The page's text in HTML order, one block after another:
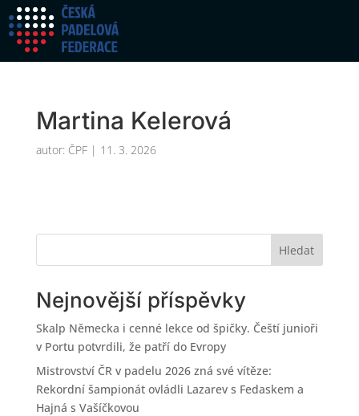
Martina Kelerová
autor: ČPF| 11. 3. 2026
Hledat
Nejnovější příspěvky
Skalp Německa i cenné lekce od špičky. Čeští junioři
v Portu potvrdili, že patří do Evropy
Mistrovství ČR v padelu 2026 zná své vítěze:
Rekordní šampionát ovládli Lazarev s Fedaskem a
Hajná s Vašíčkovou